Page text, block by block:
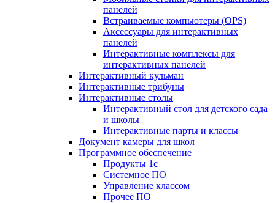
панелей
Встраиваемые компьютеры (OPS)
Аксессуары для интерактивных
панелей
Интерактивные комплексы для
интерактивных панелей
Интерактивный кульман
Интерактивные трибуны
Интерактивные столы
Интерактивный стол для детского сада
и школы
Интерактивные парты и классы
Документ камеры для школ
Программное обеспечение
Продукты 1с
Системное ПО
Управление классом
Прочее ПО